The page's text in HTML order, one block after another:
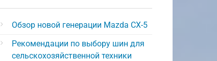
Обзор новой генерации Mazda CX-5
Рекомендации по выбору шин для
сельскохозяйственной техники